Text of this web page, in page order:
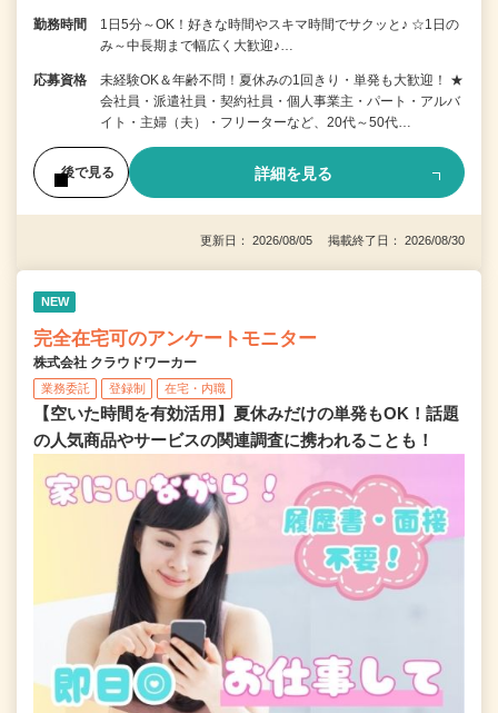
勤務時間
1日5分～OK！好きな時間やスキマ時間でサクッと♪ ☆1日の
み～中長期まで幅広く大歓迎♪…
応募資格
未経験OK＆年齢不問！夏休みの1回きり・単発も大歓迎！ ★
会社員・派遣社員・契約社員・個人事業主・パート・アルバ
イト・主婦（夫）・フリーターなど、20代～50代…
後で見る 詳細を見る
更新日： 2026/08/05 掲載終了日： 2026/08/30
NEW
完全在宅可のアンケートモニター
株式会社 クラウドワーカー
業務委託 登録制 在宅・内職
【空いた時間を有効活用】夏休みだけの単発もOK！話題
の人気商品やサービスの関連調査に携われることも！